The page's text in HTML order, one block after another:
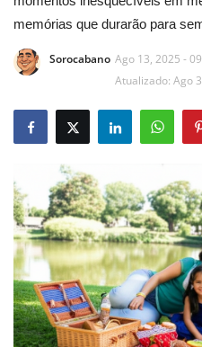
memórias que durarão para
Sorocabano Ago 13, 2025 -
Atualizado: Ago